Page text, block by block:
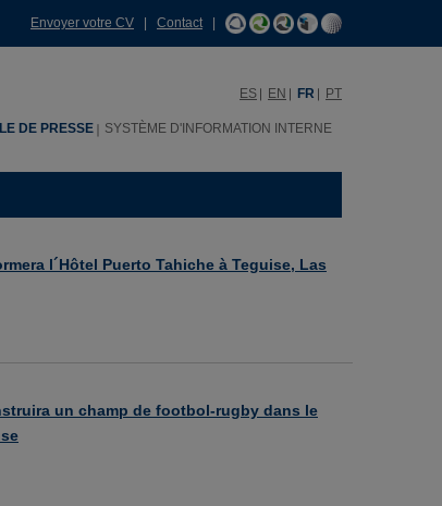
Envoyer votre CV Contact|
ES EN FR PT
DE PRESSE SYSTÈME D'INFORMATION INTERNE
l´Hôtel Puerto Tahiche à Teguise, Las
un champ de footbol-rugby dans le